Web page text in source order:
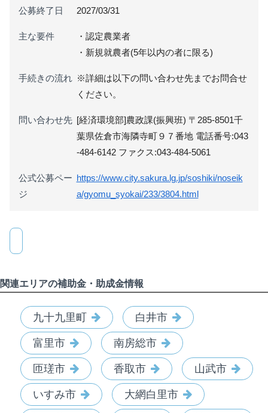
公募終了日 2027/03/31
主な要件
・認定農業者
・新規就農者(5年以内の者に限る)
手続きの流れ ※詳細は以下の問い合わせ先までお問合せ
ください。
問い合わせ先 [経済環境部]農政課(振興班) 〒285-8501千
葉県佐倉市海隣寺町９７番地 電話番号:043
-484-6142 ファクス:043-484-5061
公式公募ペー
ジ
https://www.city.sakura.lg.jp/soshiki/noseik
a/gyomu_syokai/233/3804.html
関連エリアの補助金・助成金情報
九十九里町 白井市
富里市 南房総市
匝瑳市 香取市 山武市
いすみ市 大網白里市